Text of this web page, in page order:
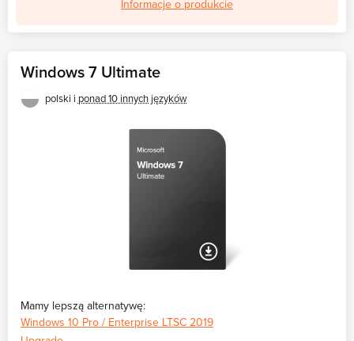
Informacje o produkcie
Windows 7 Ultimate
polski i ponad 10 innych języków
Mamy lepszą alternatywę:
Windows 10 Pro / Enterprise LTSC 2019